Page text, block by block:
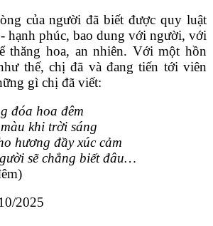
của người đã biết được quy luật
hạnh phúc, bao dung với người, với
thăng hoa, an nhiên. Với một hồn
thế, chị đã và đang tiến tới viên
gì chị đã viết:
đóa hoa đêm
khi trời sáng
hương đầy xúc cảm
sẽ chẳng biết đâu…
2025